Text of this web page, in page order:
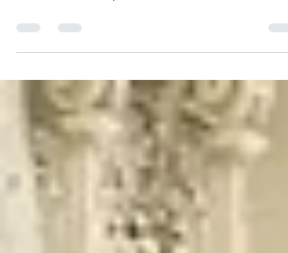
em 07/03/2023 por Claudinei Nascimento.